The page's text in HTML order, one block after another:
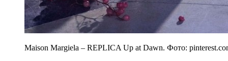
Maison Margiela – REPLICA Up at Dawn. Фото: